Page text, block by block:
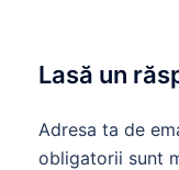
Lasă un
Adresa ta de
obligatorii sunt